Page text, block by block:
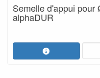
Semelle d'appui
alphaDUR